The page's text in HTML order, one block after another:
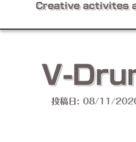
ッ
Creative activites
V-
投稿日: 08/11/